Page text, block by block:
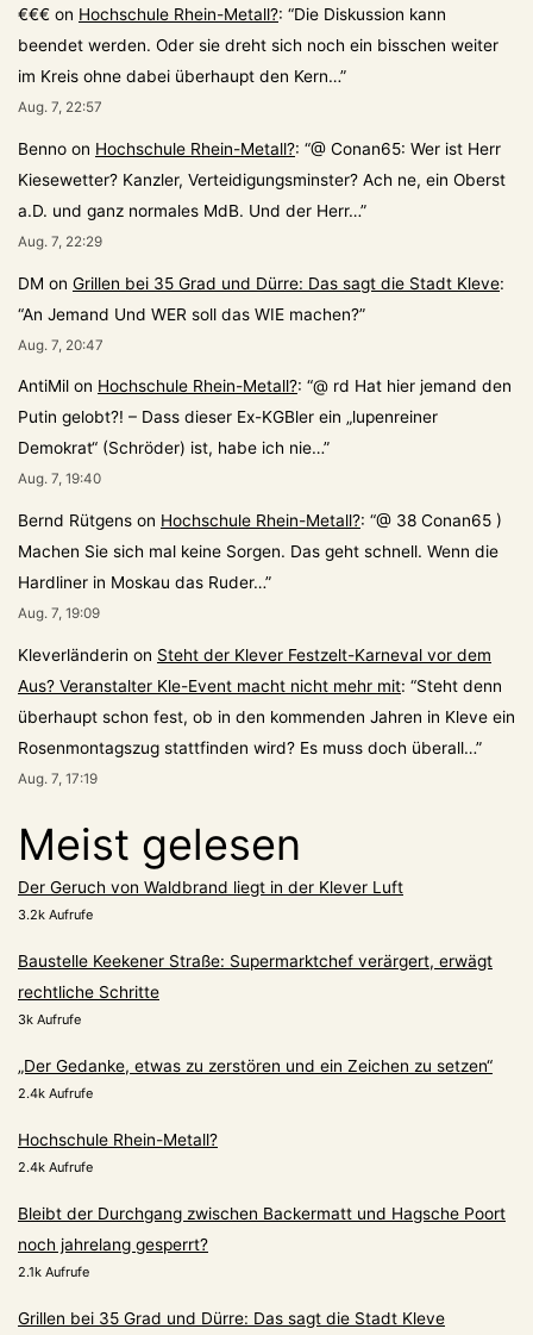
€€€ on Hochschule Rhein-Metall?: “Die Diskussion kann
beendet werden. Oder sie dreht sich noch ein bisschen weiter
im Kreis ohne dabei überhaupt den Kern…”
Aug. 7, 22:57
Benno on Hochschule Rhein-Metall?: “@ Conan65: Wer ist Herr
Kiesewetter? Kanzler, Verteidigungsminster? Ach ne, ein Oberst
a.D. und ganz normales MdB. Und der Herr…”
Aug. 7, 22:29
DM on Grillen bei 35 Grad und Dürre: Das sagt die Stadt Kleve:
“An Jemand Und WER soll das WIE machen?”
Aug. 7, 20:47
AntiMil on Hochschule Rhein-Metall?: “@ rd Hat hier jemand den
Putin gelobt?! – Dass dieser Ex-KGBler ein „lupenreiner
Demokrat“ (Schröder) ist, habe ich nie…”
Aug. 7, 19:40
Bernd Rütgens on Hochschule Rhein-Metall?: “@ 38 Conan65 )
Machen Sie sich mal keine Sorgen. Das geht schnell. Wenn die
Hardliner in Moskau das Ruder…”
Aug. 7, 19:09
Kleverländerin on Steht der Klever Festzelt-Karneval vor dem
Aus? Veranstalter Kle-Event macht nicht mehr mit: “Steht denn
überhaupt schon fest, ob in den kommenden Jahren in Kleve ein
Rosenmontagszug stattfinden wird? Es muss doch überall…”
Aug. 7, 17:19
Meist gelesen
Der Geruch von Waldbrand liegt in der Klever Luft
3.2k Aufrufe
Baustelle Keekener Straße: Supermarktchef verärgert, erwägt
rechtliche Schritte
3k Aufrufe
„Der Gedanke, etwas zu zerstören und ein Zeichen zu setzen“
2.4k Aufrufe
Hochschule Rhein-Metall?
2.4k Aufrufe
Bleibt der Durchgang zwischen Backermatt und Hagsche Poort
noch jahrelang gesperrt?
2.1k Aufrufe
Grillen bei 35 Grad und Dürre: Das sagt die Stadt Kleve